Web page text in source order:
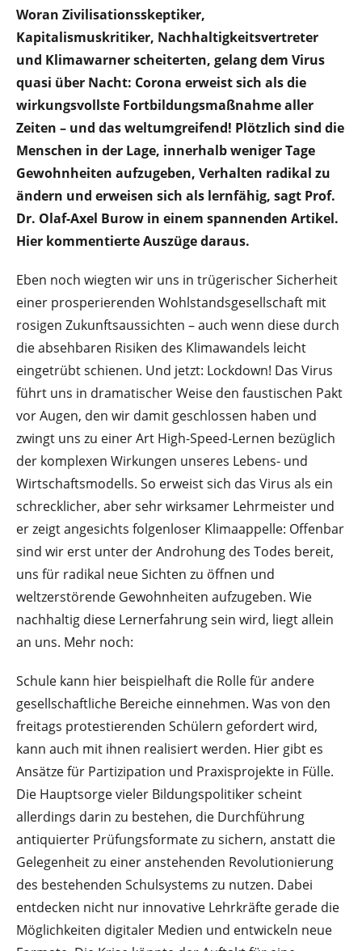
Woran Zivilisationsskeptiker,
Kapitalismuskritiker, Nachhaltigkeitsvertreter
und Klimawarner scheiterten, gelang dem Virus
quasi über Nacht: Corona erweist sich als die
wirkungsvollste Fortbildungsmaßnahme aller
Zeiten – und das weltumgreifend! Plötzlich sind die
Menschen in der Lage, innerhalb weniger Tage
Gewohnheiten aufzugeben, Verhalten radikal zu
ändern und erweisen sich als lernfähig, sagt Prof.
Dr. Olaf-Axel Burow in einem spannenden Artikel.
Hier kommentierte Auszüge daraus.
Eben noch wiegten wir uns in trügerischer Sicherheit
einer prosperierenden Wohlstandsgesellschaft mit
rosigen Zukunftsaussichten – auch wenn diese durch
die absehbaren Risiken des Klimawandels leicht
eingetrübt schienen. Und jetzt: Lockdown! Das Virus
führt uns in dramatischer Weise den faustischen Pakt
vor Augen, den wir damit geschlossen haben und
zwingt uns zu einer Art High-Speed-Lernen bezüglich
der komplexen Wirkungen unseres Lebens- und
Wirtschaftsmodells. So erweist sich das Virus als ein
schrecklicher, aber sehr wirksamer Lehrmeister und
er zeigt angesichts folgenloser Klimaappelle: Offenbar
sind wir erst unter der Androhung des Todes bereit,
uns für radikal neue Sichten zu öffnen und
weltzerstörende Gewohnheiten aufzugeben. Wie
nachhaltig diese Lernerfahrung sein wird, liegt allein
an uns. Mehr noch:
Schule kann hier beispielhaft die Rolle für andere
gesellschaftliche Bereiche einnehmen. Was von den
freitags protestierenden Schülern gefordert wird,
kann auch mit ihnen realisiert werden. Hier gibt es
Ansätze für Partizipation und Praxisprojekte in Fülle.
Die Hauptsorge vieler Bildungspolitiker scheint
allerdings darin zu bestehen, die Durchführung
antiquierter Prüfungsformate zu sichern, anstatt die
Gelegenheit zu einer anstehenden Revolutionierung
des bestehenden Schulsystems zu nutzen. Dabei
entdecken nicht nur innovative Lehrkräfte gerade die
Möglichkeiten digitaler Medien und entwickeln neue